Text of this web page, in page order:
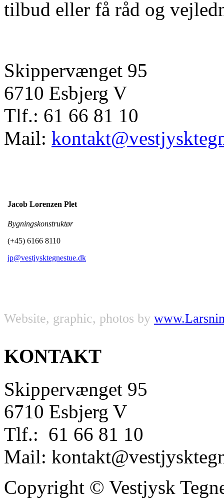
tilbud eller få råd og
Skippervænget 95
6710 Esbjerg V
Tlf.: 61 66 81 10
Mail:
Jacob Lorenzen Plet
Bygningskonstruktør
(+45) 6166 8110
jp@vestjysktegnestue.dk
Website, graphic, photos by
KONTAKT
Skippervænget 95
6710 Esbjerg V
Tlf.: 61 66 81 10
Mail:
Copyright © Vestjysk